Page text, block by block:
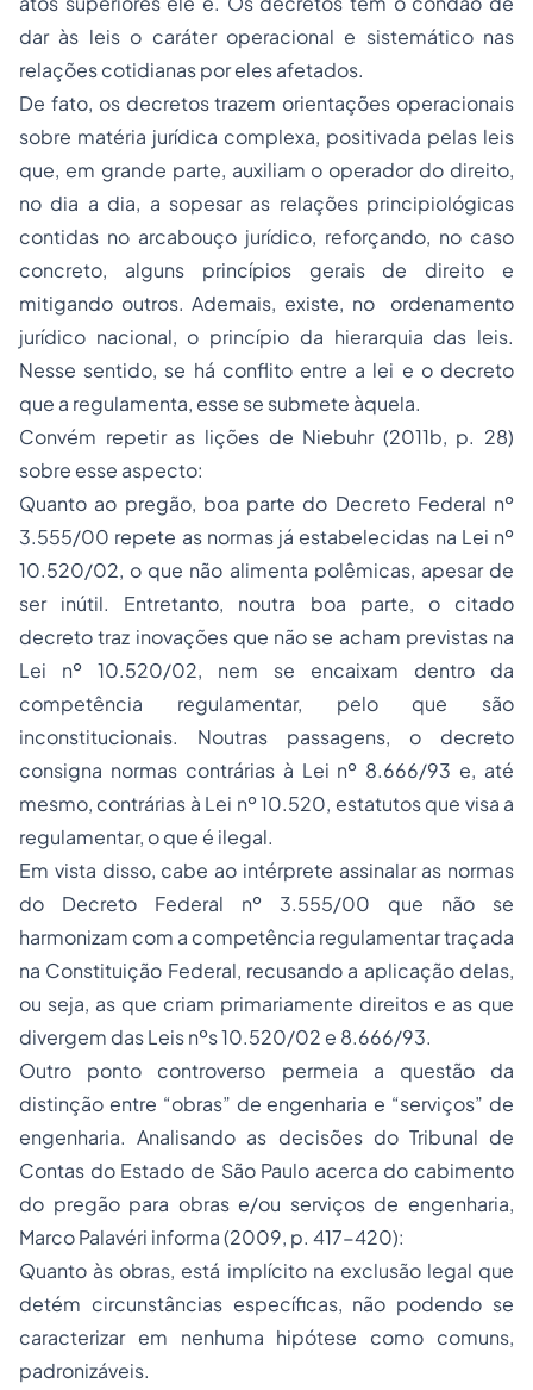
dar às leis o caráter operacional e sistemático nas
relações cotidianas por eles afetados.
De fato, os decretos trazem orientações operacionais
sobre matéria jurídica complexa, positivada pelas leis
que, em grande parte, auxiliam o operador do direito,
no dia a dia, a sopesar as relações principiológicas
contidas no arcabouço jurídico, reforçando, no caso
concreto, alguns princípios gerais de direito e
mitigando outros. Ademais, existe, no ordenamento
jurídico nacional, o princípio da hierarquia das leis.
Nesse sentido, se há conflito entre a lei e o decreto
que a regulamenta, esse se submete àquela.
Convém repetir as lições de Niebuhr (2011b, p. 28)
sobre esse aspecto:
Quanto ao pregão, boa parte do Decreto Federal nº
3.555/00 repete as normas já estabelecidas na Lei nº
10.520/02, o que não alimenta polêmicas, apesar de
ser inútil. Entretanto, noutra boa parte, o citado
decreto traz inovações que não se acham previstas na
Lei nº 10.520/02, nem se encaixam dentro da
competência regulamentar, pelo que são
inconstitucionais. Noutras passagens, o decreto
consigna normas contrárias à Lei nº 8.666/93 e, até
mesmo, contrárias à Lei nº 10.520, estatutos que visa a
regulamentar, o que é ilegal.
Em vista disso, cabe ao intérprete assinalar as normas
do Decreto Federal nº 3.555/00 que não se
harmonizam com a competência regulamentar traçada
na Constituição Federal, recusando a aplicação delas,
ou seja, as que criam primariamente direitos e as que
divergem das Leis nºs 10.520/02 e 8.666/93.
Outro ponto controverso permeia a questão da
distinção entre “obras” de engenharia e “serviços” de
engenharia. Analisando as decisões do Tribunal de
Contas do Estado de São Paulo acerca do cabimento
do pregão para obras e/ou serviços de engenharia,
Marco Palavéri informa (2009, p. 417-420):
Quanto às obras, está implícito na exclusão legal que
detém circunstâncias específicas, não podendo se
caracterizar em nenhuma hipótese como comuns,
padronizáveis.